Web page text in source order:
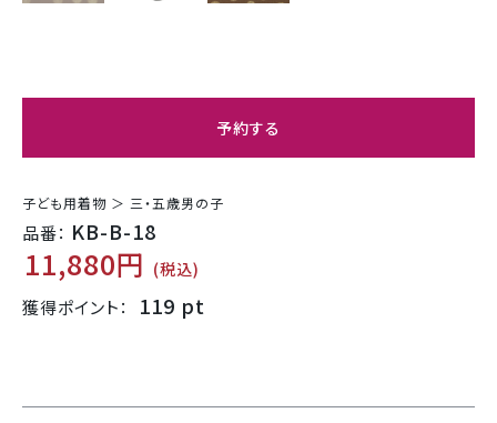
予約する
子ども用着物 ＞ 三・五歳男の子
品番： KB-B-18
11,880円 (税込)
獲得ポイント： 119 pt